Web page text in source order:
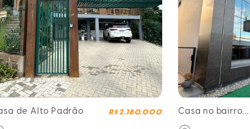
de Alto Padrão R$ 2.180.000
Casa no bairro
Revoredo